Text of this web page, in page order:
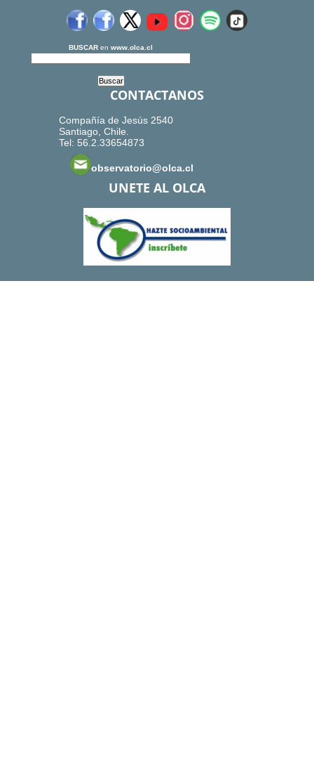
BUSCAR en www.olca.cl
CONTACTANOS
Compañía de Jesús 2540
Santiago, Chile.
Tel: 56.2.33654873
observatorio@olca.cl
UNETE AL OLCA